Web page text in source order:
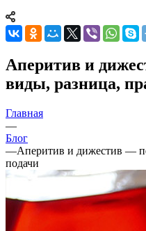
Аперитив и
виды, разница,
Главная
—
Блог
—Аперитив и дижестив —
подачи